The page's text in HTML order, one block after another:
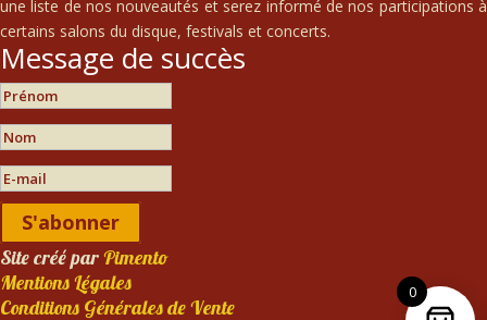
une liste de nos nouveautés et serez informé de nos participations à
certains salons du disque, festivals et concerts.
Message de succès
S'abonner
Site créé parPimento
Mentions Légales
Conditions Générales de Vente
0